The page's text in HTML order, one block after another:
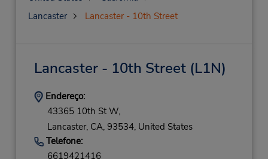
Lancaster
Lancaster - 10th Street
Lancaster - 10th Street(L1N)
Endereço:
43365 10th St W,
Lancaster, CA, 93534, United States
Telefone:
6619421416